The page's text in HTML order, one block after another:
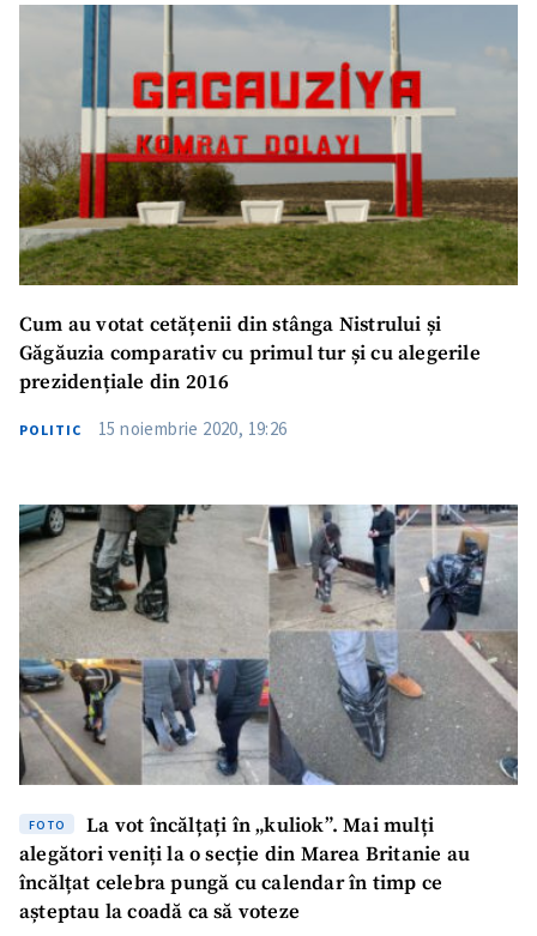
Cum au votat cetățenii din stânga Nistrului și
Găgăuzia comparativ cu primul tur și cu alegerile
prezidențiale din 2016
POLITIC 15 noiembrie 2020, 19:26
FOTO
La vot încălțați în „kuliok”. Mai mulți
alegători veniți la o secție din Marea Britanie au
încălțat celebra pungă cu calendar în timp ce
așteptau la coadă ca să voteze